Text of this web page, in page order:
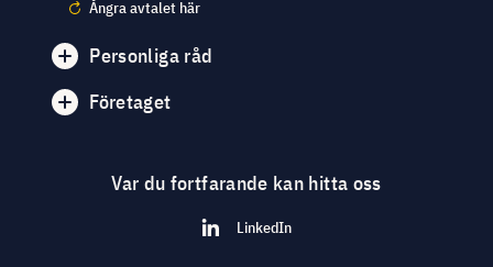
Ångra avtalet här
Personliga råd
Företaget
Var du fortfarande kan hitta oss
LinkedIn